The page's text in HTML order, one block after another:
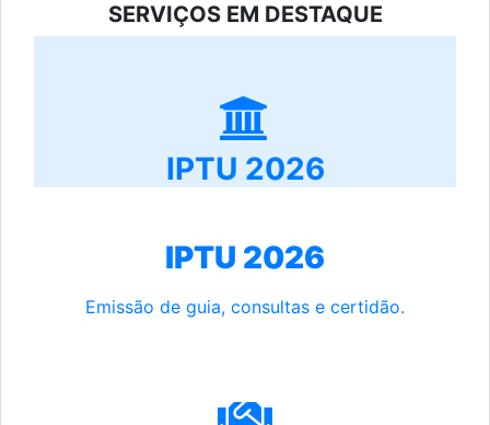
SERVIÇOS EM DESTAQUE
IPTU 2026
IPTU 2026
Emissão de guia, consultas e certidão.